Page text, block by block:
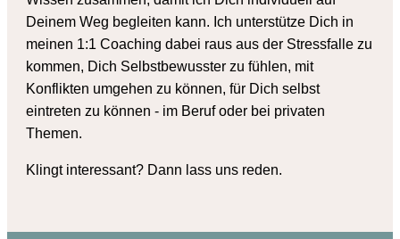
Deinem Weg begleiten kann. Ich unterstütze Dich in
meinen 1:1 Coaching dabei raus aus der Stressfalle zu
kommen, Dich Selbstbewusster zu fühlen, mit
Konflikten umgehen zu können, für Dich selbst
eintreten zu können - im Beruf oder bei privaten
Themen.
Klingt interessant? Dann lass uns reden.